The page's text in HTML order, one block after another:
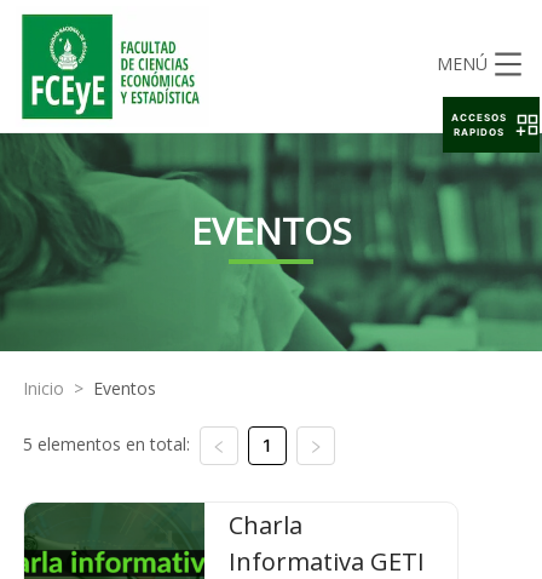
MENÚ
EVENTOS
Inicio > Eventos
5 elementos en total: 1
Charla
Informativa GETI
ACCESOS
RAPIDOS